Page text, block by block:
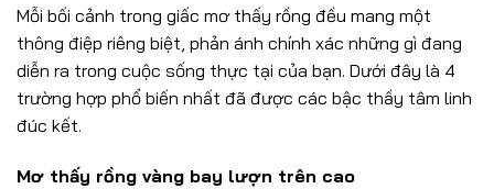
Mỗi bối cảnh trong giấc mơ thấy rồng đều mang một
thông điệp riêng biệt, phản ánh chính xác những gì đang
diễn ra trong cuộc sống thực tại của bạn. Dưới đây là 4
trường hợp phổ biến nhất đã được các bậc thầy tâm linh
đúc kết.
Mơ thấy rồng vàng bay lượn trên cao